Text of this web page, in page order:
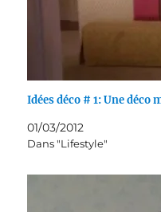
Idées déco # 1: Une déco
01/03/2012
Dans "Lifestyle"